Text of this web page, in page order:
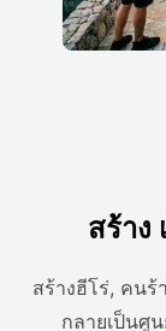
สร้าง
สร้างฮีโร่, คน
กลายเป็นศู